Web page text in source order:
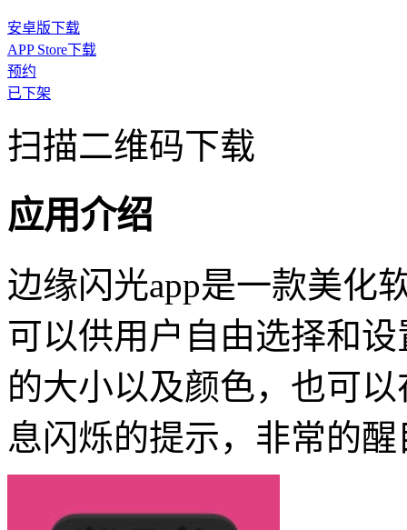
安卓版下载
APP Store下载
预约
已下架
扫描二维码下载
应用介绍
边缘闪光app是一款美化
可以供用户自由选择和
的大小以及颜色，也可
息闪烁的提示，非常的